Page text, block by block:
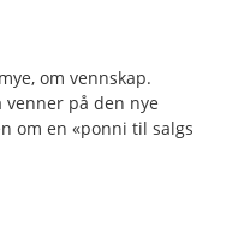
om vennskap.
venner på den nye
om en «ponni til salgs